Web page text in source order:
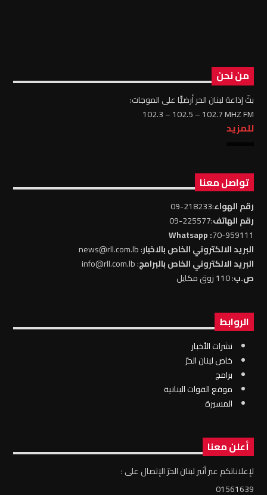
من نحن
بثّ إذاعة لبنان الحر أرضيًّا على الموجات:
102.3 – 102.5 – 102.7 MHZ FM
للمزيد
تواصل معنا
رقم الهواء:218233-09
رقم الهاتف:225577-09
70-959111
: Whatsapp
البريد الالكتروني الخاص بالاخبار: news@rll.com.lb
البريد الالكتروني الخاص بالبرامج: info@rll.com.lb
ص.ب: 110 زوق مكايل
الروابط
نشرات الأخبار
خاص لبنان الحرّ
برامج
موقع القوات البنانية
المسيرة
أعلن معنا
لإعلاناتكم عبر أثير لبنان الحرّ الإتصال على :
01561639